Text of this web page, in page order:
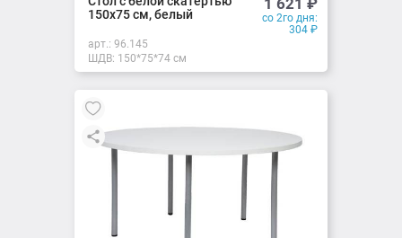
150х75 см, белый
1 621 ₽
со 2го дня:
304 ₽
арт.: 96.145
ШДВ: 150*75*74 см